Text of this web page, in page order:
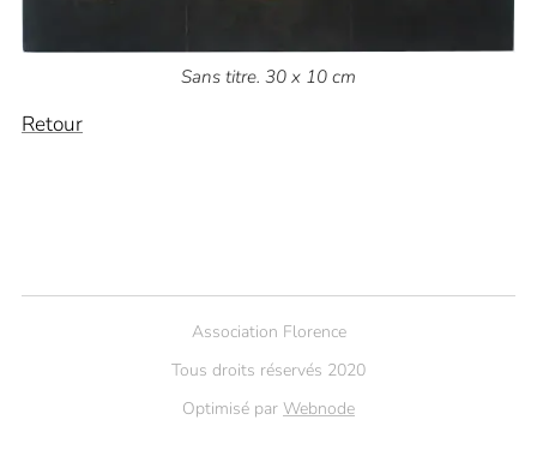
Sans titre. 30 x 10 cm
Retour
Association Florence
Tous droits réservés 2020
Optimisé par Webnode